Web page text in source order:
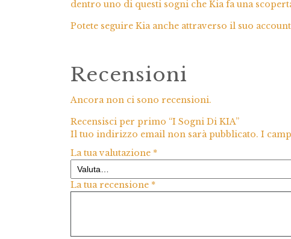
dentro uno di questi sogni che Kia fa una
Potete seguire Kia anche attraverso il suo
Recensioni
Ancora non ci sono recensioni.
Recensisci per primo “I Sogni Di KIA”
Il tuo indirizzo email non sarà pubblicato. I
La tua valutazione *
La tua recensione *